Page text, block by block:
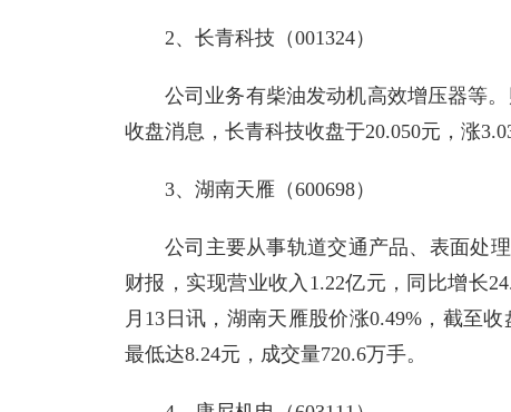
2、长青科技（001324）
公司业务有柴油发动机高效增压器等
收盘消息，长青科技收盘于20.050元，涨
3、湖南天雁（600698）
公司主要从事轨道交通产品、表面处
财报，实现营业收入1.22亿元，同比增长
月13日讯，湖南天雁股价涨0.49%，截至
最低达8.24元，成交量720.6万手。